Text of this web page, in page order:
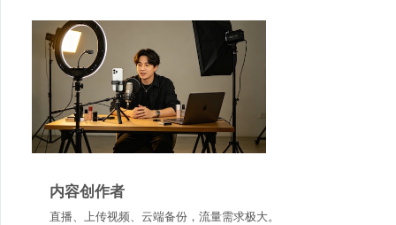
内容创作者
直播、上传视频、云端备份，流量需求极大。